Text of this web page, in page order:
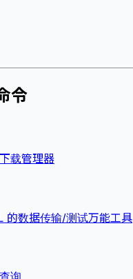
令
载管理器
的数据传输/测试万能工具
询